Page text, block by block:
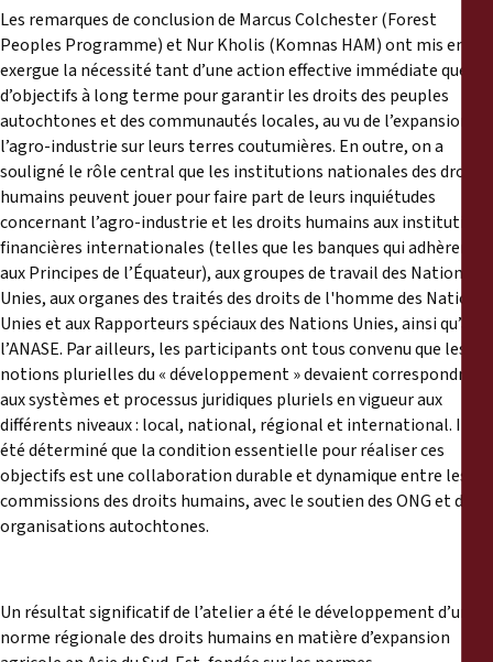
Les remarques de conclusion de Marcus Colchester (Forest
Peoples Programme) et Nur Kholis (Komnas HAM) ont mis en
exergue la nécessité tant d’une action effective immédiate que
d’objectifs à long terme pour garantir les droits des peuples
autochtones et des communautés locales, au vu de l’expansion de
l’agro-industrie sur leurs terres coutumières. En outre, on a
souligné le rôle central que les institutions nationales des droits
humains peuvent jouer pour faire part de leurs inquiétudes
concernant l’agro-industrie et les droits humains aux institutions
financières internationales (telles que les banques qui adhèrent
aux Principes de l’Équateur), aux groupes de travail des Nations
Unies, aux organes des traités des droits de l'homme des Nations
Unies et aux Rapporteurs spéciaux des Nations Unies, ainsi qu’à
l’ANASE. Par ailleurs, les participants ont tous convenu que les
notions plurielles du « développement » devaient correspondre
aux systèmes et processus juridiques pluriels en vigueur aux
différents niveaux : local, national, régional et international. Il a
été déterminé que la condition essentielle pour réaliser ces
objectifs est une collaboration durable et dynamique entre les
commissions des droits humains, avec le soutien des ONG et des
organisations autochtones.
Un résultat significatif de l’atelier a été le développement d’une
norme régionale des droits humains en matière d’expansion